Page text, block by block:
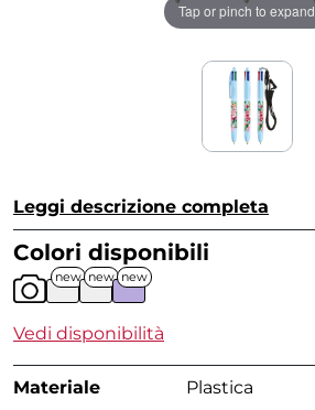
Tap or pinch to expand
Leggi descrizione completa
Colori disponibili
new new new
Vedi disponibilità
Materiale Plastica